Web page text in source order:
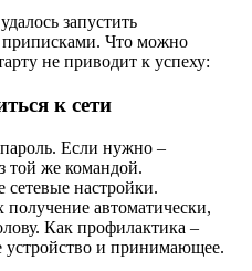
запустить
Что можно
не приводит к успеху:
к сети
Если нужно –
той же командой.
настройки.
автоматически,
Как профилактика –
устройство и принимающее.